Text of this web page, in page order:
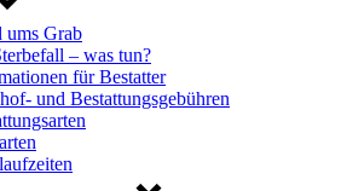
ums Grab
– was tun?
für Bestatter
und Bestattungsgebühren